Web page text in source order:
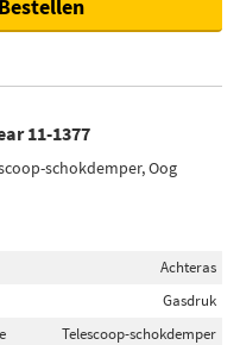
Bestellen
11-1377
schokdemper, Oog
Achteras
Gasdruk
Telescoop-schokdemper